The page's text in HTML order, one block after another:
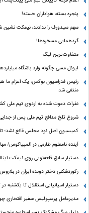
پنجره بسته، هواداران خسته!
سهم سیدورف را ندادند، نیمکت نشین
گردهمایی مسخره‌ها!
متفاوت‌ترین لیگ
لیونل مسی چگونه وارد باشگاه
رئیس فدراسیون بوکس: یک اعزام ما
منتفی شد
نفرات دعوت شده به اردوی تیم ملی
شروع تلخ مدافع تیم ملی پس از
کمیسیون اصل نود مجلس قانع نشد؛
آینده نامعلوم طارمی در المپیاکوس/
دستیار سابق قلعه‌نویی روی نیمکت
رکوردشکنی دختر دونده ایران در
دستیار اسپانیایی استقلال تا یکشنبه در
مدیرعامل پرسپولیس سفیر افتخاری